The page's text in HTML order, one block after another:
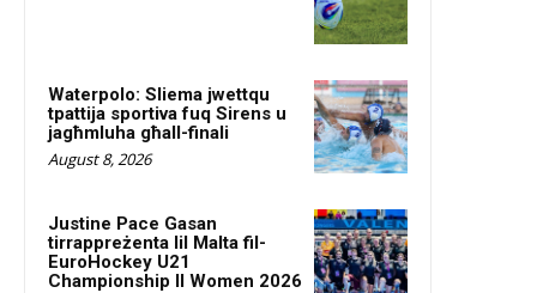
Waterpolo: Sliema jwettqu
tpattija sportiva fuq Sirens u
jagħmluha għall-finali
August 8, 2026
Justine Pace Gasan
tirrappreżenta lil Malta fil-
EuroHockey U21
Championship II Women 2026